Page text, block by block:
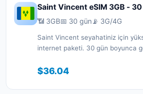
Saint Vincent eSIM 3GB -
📶 3GB📅 30 gün📡 3G/4G
Saint Vincent seyahatiniz için
internet paketi. 30 gün boyunca
$36.04